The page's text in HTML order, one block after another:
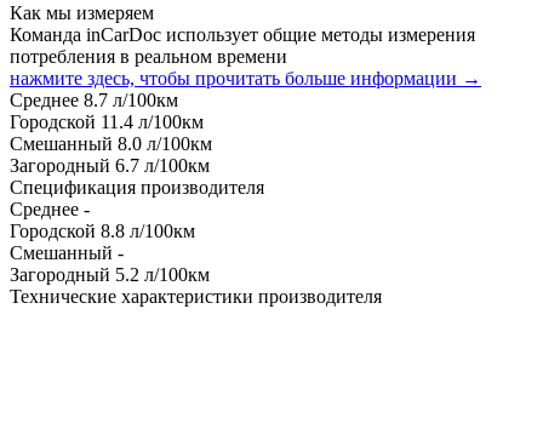
Как мы измеряем
Команда inCarDoc использует общие методы измерения
потребления в реальном времени
нажмите здесь, чтобы прочитать больше информации →
Среднее 8.7 л/100км
Городской 11.4 л/100км
Смешанный 8.0 л/100км
Загородный 6.7 л/100км
Спецификация производителя
Среднее -
Городской 8.8 л/100км
Смешанный -
Загородный 5.2 л/100км
Технические характеристики производителя